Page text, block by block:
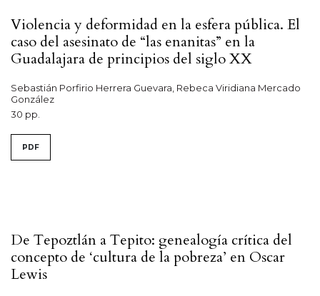
Violencia y deformidad en la esfera pública. El
caso del asesinato de “las enanitas” en la
Guadalajara de principios del siglo XX
Sebastián Porfirio Herrera Guevara, Rebeca Viridiana Mercado
González
30 pp.
PDF
De Tepoztlán a Tepito: genealogía crítica del
concepto de ‘cultura de la pobreza’ en Oscar
Lewis